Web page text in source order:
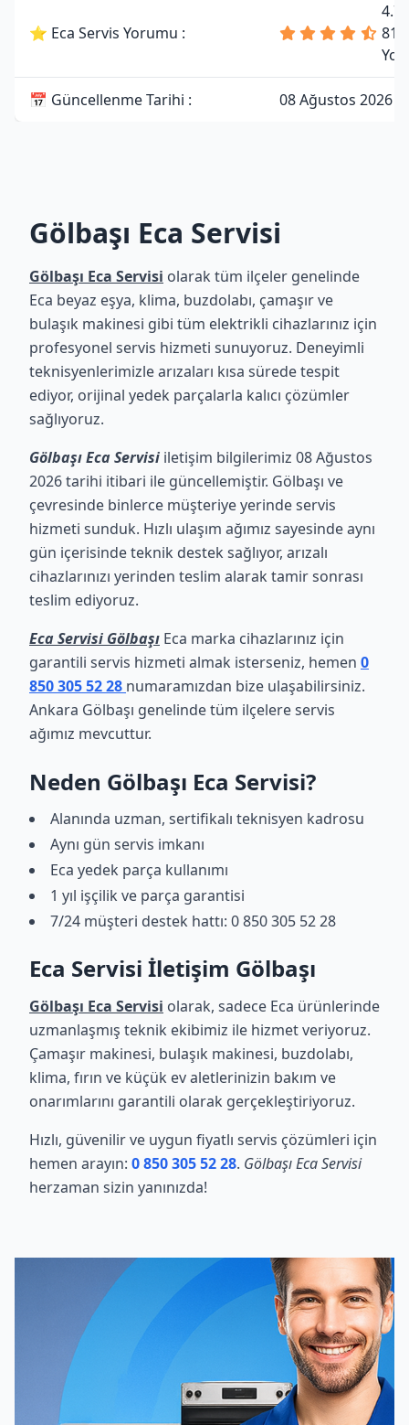
⭐ Eca Servis Yorumu :
4.7
81
📅 Güncellenme Tarihi : 08 Ağustos 2026
Gölbaşı Eca Servisi
Gölbaşı Eca Servisi olarak tüm ilçeler genelinde
Eca beyaz eşya, klima, buzdolabı, çamaşır ve
bulaşık makinesi gibi tüm elektrikli cihazlarınız için
profesyonel servis hizmeti sunuyoruz. Deneyimli
teknisyenlerimizle arızaları kısa sürede tespit
ediyor, orijinal yedek parçalarla kalıcı çözümler
sağlıyoruz.
Gölbaşı Eca Servisi iletişim bilgilerimiz 08 Ağustos
2026 tarihi itibari ile güncellemiştir. Gölbaşı ve
çevresinde binlerce müşteriye yerinde servis
hizmeti sunduk. Hızlı ulaşım ağımız sayesinde aynı
gün içerisinde teknik destek sağlıyor, arızalı
cihazlarınızı yerinden teslim alarak tamir sonrası
teslim ediyoruz.
Eca Servisi Gölbaşı Eca marka cihazlarınız için
garantili servis hizmeti almak isterseniz, hemen 0
850 305 52 28 numaramızdan bize ulaşabilirsiniz.
Ankara Gölbaşı genelinde tüm ilçelere servis
ağımız mevcuttur.
Neden Gölbaşı Eca Servisi?
Alanında uzman, sertifikalı teknisyen kadrosu
Aynı gün servis imkanı
Eca yedek parça kullanımı
1 yıl işçilik ve parça garantisi
7/24 müşteri destek hattı: 0 850 305 52 28
Eca Servisi İletişim Gölbaşı
Gölbaşı Eca Servisi olarak, sadece Eca ürünlerinde
uzmanlaşmış teknik ekibimiz ile hizmet veriyoruz.
Çamaşır makinesi, bulaşık makinesi, buzdolabı,
klima, fırın ve küçük ev aletlerinizin bakım ve
onarımlarını garantili olarak gerçekleştiriyoruz.
Hızlı, güvenilir ve uygun fiyatlı servis çözümleri için
hemen arayın: 0 850 305 52 28. Gölbaşı Eca Servisi
herzaman sizin yanınızda!